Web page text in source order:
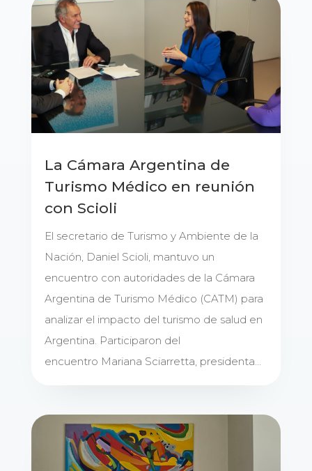
La Cámara Argentina de
Turismo Médico en reunión
con Scioli
El secretario de Turismo y Ambiente de la
Nación, Daniel Scioli, mantuvo un
encuentro con autoridades de la Cámara
Argentina de Turismo Médico (CATM) para
analizar el impacto del turismo de salud en
Argentina. Participaron del
encuentro Mariana Sciarretta, presidenta...